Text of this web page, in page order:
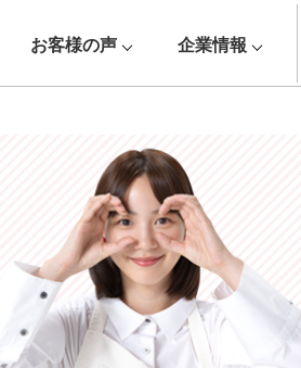
お客様の声 企業情報